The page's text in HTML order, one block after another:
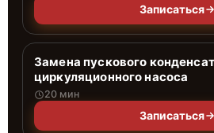
Записаться
Замена пускового
циркуляционного насоса
20 мин
Записаться